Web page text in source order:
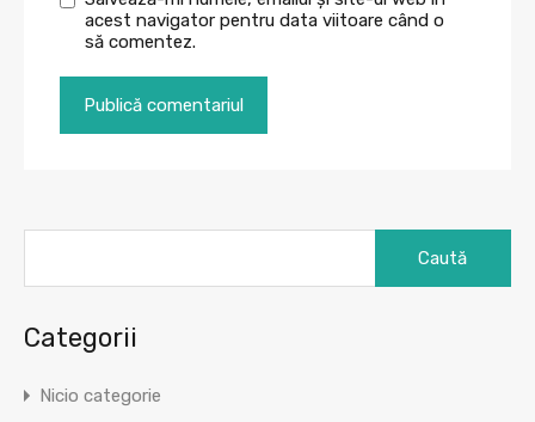
acest navigator pentru data viitoare când o
să comentez.
Categorii
Nicio categorie